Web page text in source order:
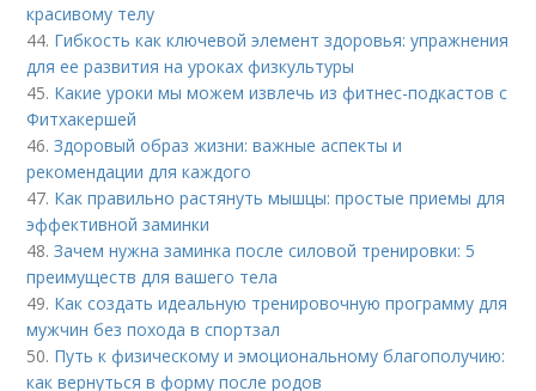
красивому телу
44. Гибкость как ключевой элемент здоровья: упражнения
для ее развития на уроках физкультуры
45. Какие уроки мы можем извлечь из фитнес-подкастов с
Фитхакершей
46.Здоровый образ жизни: важные аспекты и
рекомендации для каждого
47. Как правильно растянуть мышцы: простые приемы для
эффективной заминки
48.Зачем нужна заминка после силовой тренировки: 5
преимуществ для вашего тела
49. Как создать идеальную тренировочную программу для
мужчин без похода в спортзал
50. Путь к физическому и эмоциональному благополучию:
как вернуться в форму после родов